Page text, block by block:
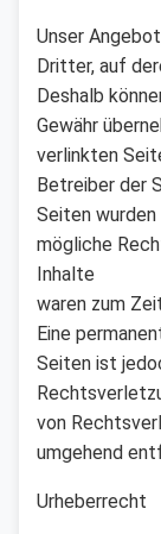
Unser
Dritter, auf
Deshalb
Gewähr
verlinkten
Betreiber der
Seiten
mögliche
Inhalte
waren zum
Eine
Seiten ist
von
umgehend
Urheberrecht